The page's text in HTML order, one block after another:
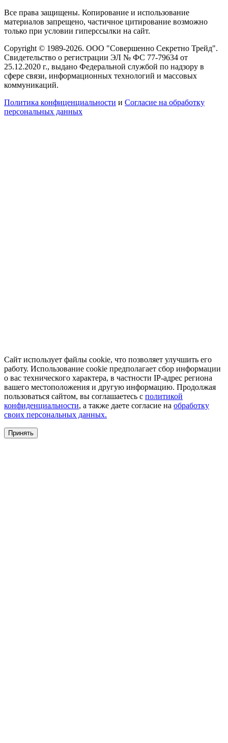
Все права защищены. Копирование и использование
материалов запрещено, частичное цитирование возможно
только при условии гиперссылки на сайт.
Copyright © 1989-2026. ООО "Совершенно Секретно Трейд".
Свидетельство о регистрации ЭЛ № ФС 77-79634 от
25.12.2020 г., выдано Федеральной службой по надзору в
сфере связи, информационных технологий и массовых
коммуникаций.
Политика конфиценциальности и Согласие на обработку
персональных данных
Сайт использует файлы cookie, что позволяет улучшить его
работу. Использование cookie предполагает сбор информации
о вас технического характера, в частности IP-адрес региона
вашего местоположения и другую информацию. Продолжая
пользоваться сайтом, вы соглашаетесь с политикой
конфиденциальности, а также даете согласие на обработку
своих персональных данных.
Принять